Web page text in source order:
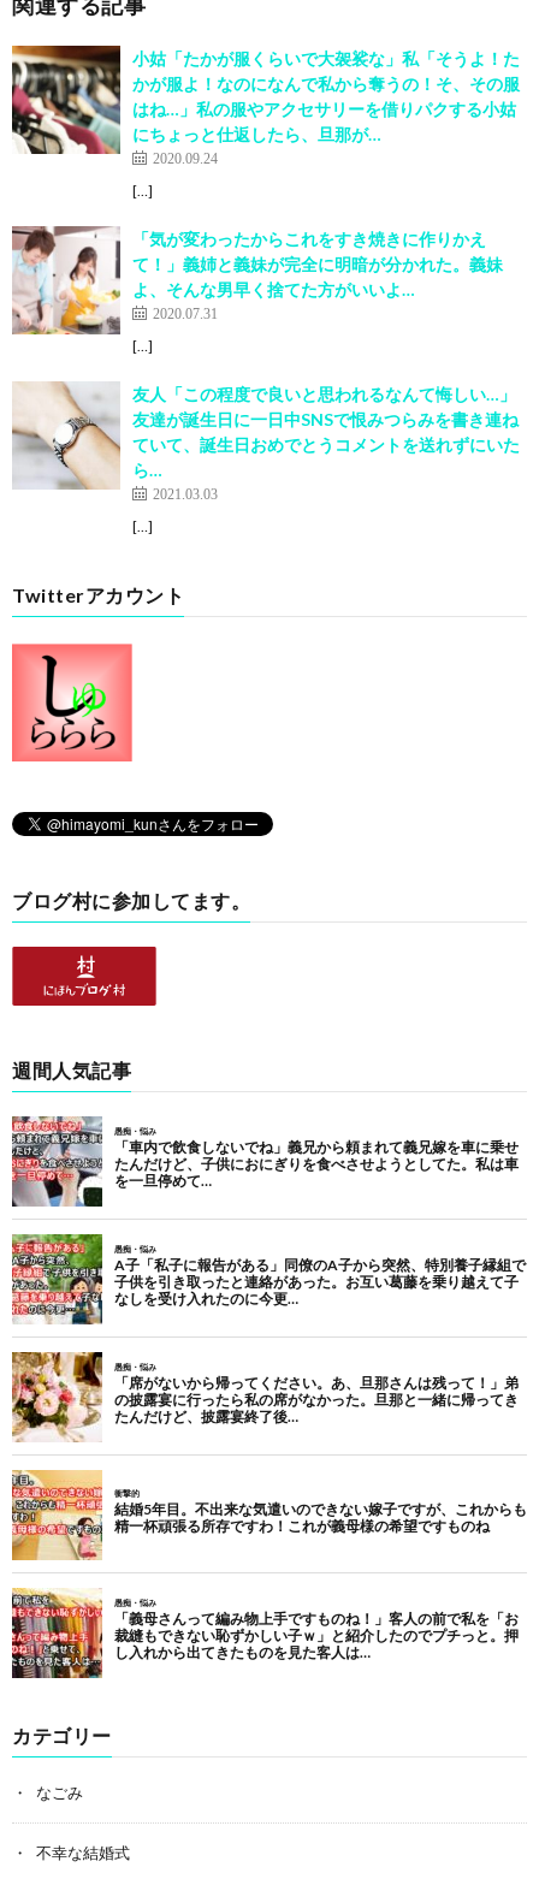
小姑「たかが服くらいで大袈裟な」私「そうよ！た
かが服よ！なのになんで私から奪うの！そ、その服
はね…」私の服やアクセサリーを借りパクする小姑
にちょっと仕返したら、旦那が…
2020.09.24
[…]
「気が変わったからこれをすき焼きに作りかえ
て！」義姉と義妹が完全に明暗が分かれた。義妹
よ、そんな男早く捨てた方がいいよ…
2020.07.31
[…]
友人「この程度で良いと思われるなんて悔しい…」
友達が誕生日に一日中SNSで恨みつらみを書き連ね
ていて、誕生日おめでとうコメントを送れずにいた
ら…
2021.03.03
[…]
Twitterアカウント
ブログ村に参加してます。
週間人気記事
カテゴリー
なごみ
不幸な結婚式